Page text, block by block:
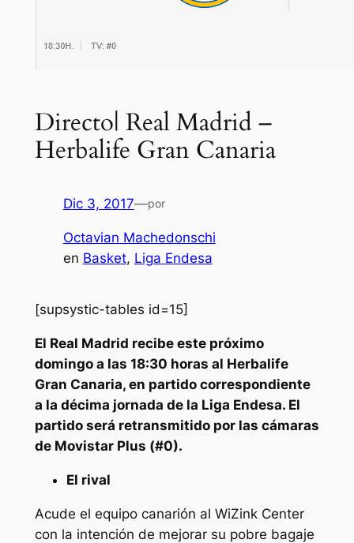
Directo| Real Madrid –
Herbalife Gran Canaria
Dic 3, 2017—por
Octavian Machedonschi
en Basket, Liga Endesa
[supsystic-tables id=15]
El Real Madrid recibe este próximo
domingo a las 18:30 horas al Herbalife
Gran Canaria, en partido correspondiente
a la décima jornada de la Liga Endesa. El
partido será retransmitido por las cámaras
de Movistar Plus (#0).
El rival
Acude el equipo canarión al WiZink Center
con la intención de mejorar su pobre bagaje